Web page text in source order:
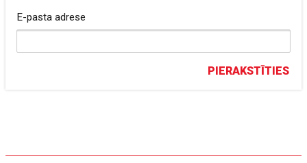
E-pasta adrese
PIERAKSTĪTIES